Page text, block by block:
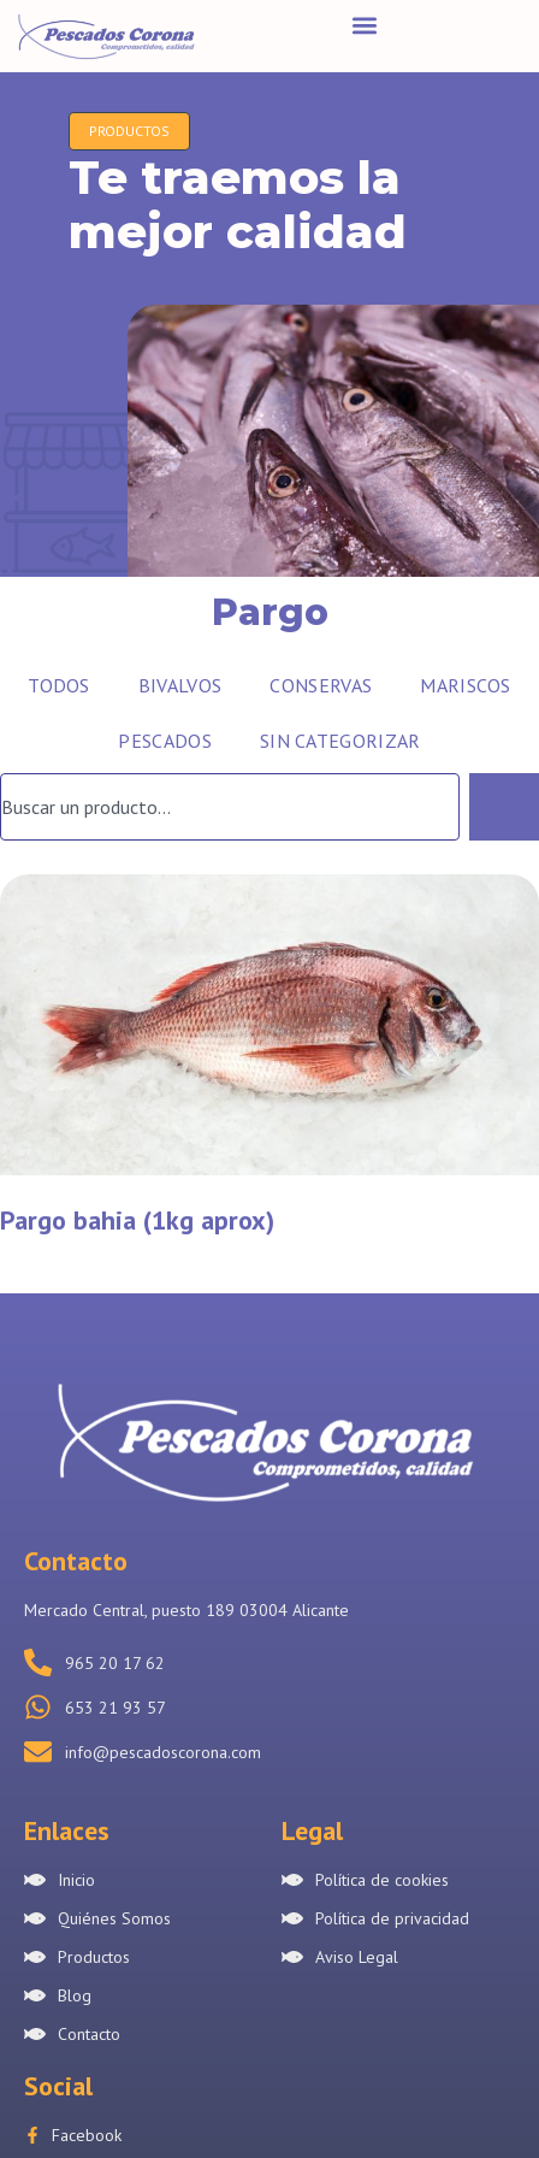
PRODUCTOS
Te traemos la
mejor calidad
Pargo
TODOS BIVALVOS CONSERVAS MARISCOS
PESCADOS SIN CATEGORIZAR
Pargo bahia (1kg aprox)
Contacto
Mercado Central, puesto 189 03004 Alicante
965 20 17 62
653 21 93 57
info@pescadoscorona.com
Enlaces
Inicio
Quiénes Somos
Productos
Blog
Contacto
Legal
Política de cookies
Política de privacidad
Aviso Legal
Social
Facebook